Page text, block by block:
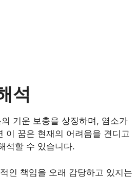
석
기운 보충을 상징하며, 염소가
이 꿈은 현재의 어려움을 견디고
석할 수 있습니다.
인 책임을 오래 감당하고 있지는